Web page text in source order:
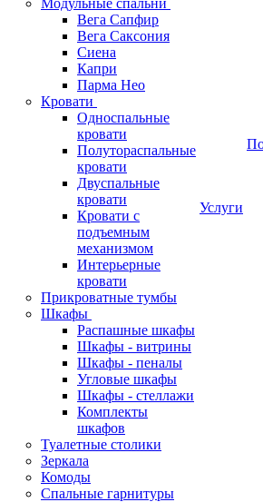
Модульные спальни
Вега Сапфир
Вега Саксония
Сиена
Капри
Парма Нео
Кровати
Односпальные
кровати
Полутораспальные
кровати
Двуспальные
кровати
Кровати с
подъемным
механизмом
Интерьерные
кровати
Прикроватные тумбы
Шкафы
Распашные шкафы
Шкафы - витрины
Шкафы - пеналы
Угловые шкафы
Шкафы - стеллажи
Комплекты
шкафов
Туалетные столики
Зеркала
Комоды
Спальные гарнитуры
Услуги